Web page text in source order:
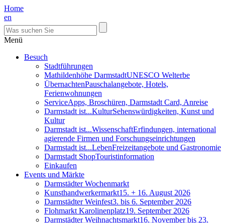
Home
en
Menü
Besuch
Stadtführungen
Mathildenhöhe DarmstadtUNESCO Welterbe
ÜbernachtenPauschalangebote, Hotels,
Ferienwohnungen
ServiceApps, Broschüren, Darmstadt Card, Anreise
Darmstadt ist...KulturSehenswürdigkeiten, Kunst und
Kultur
Darmstadt ist...WissenschaftErfindungen, international
agierende Firmen und Forschungseinrichtungen
Darmstadt ist...LebenFreizeitangebote und Gastronomie
Darmstadt ShopTouristinformation
Einkaufen
Events und Märkte
Darmstädter Wochenmarkt
Kunsthandwerkermarkt15. + 16. August 2026
Darmstädter Weinfest3. bis 6. September 2026
Flohmarkt Karolinenplatz19. September 2026
Darmstädter Weihnachtsmarkt16. November bis 23.